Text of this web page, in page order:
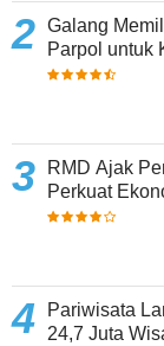
Galang
Parpol untuk
RMD Ajak
Perkuat
Pariwisata
24,7 Juta